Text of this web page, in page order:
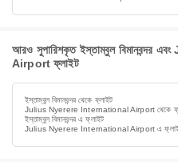
আরও সুপারিশকৃত ইস্তাম্বুল
Airport ফ্লাইট
ইস্তাম্বুল বিমানবন্দর থেকে ফ্লাইট
Julius Nyerere International Airport থেকে
ইস্তাম্বুল বিমানবন্দর এ ফ্লাইট
Julius Nyerere International Airport এ